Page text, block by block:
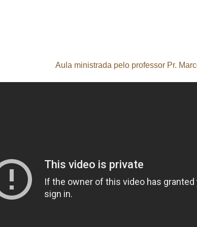
Aula ministrada pelo professor Pr.